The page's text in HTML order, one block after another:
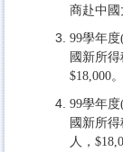
商赴中國
99學年
國新所
$18,000。
99學年
國新所
人，